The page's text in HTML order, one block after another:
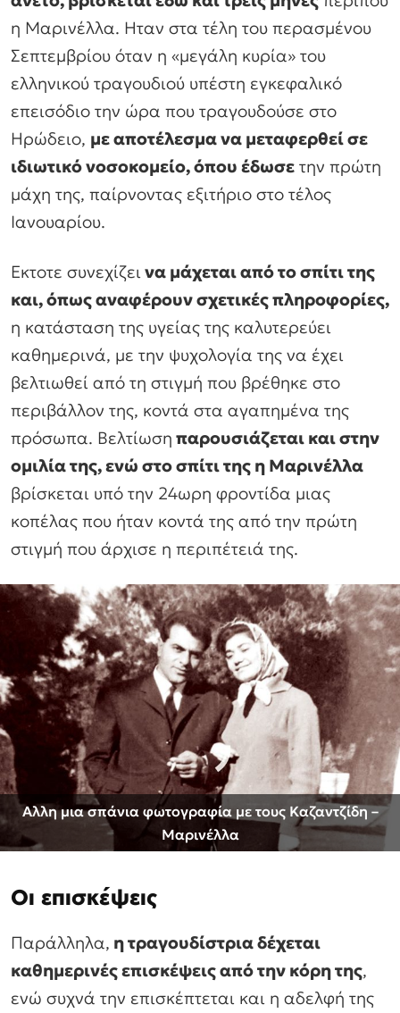
η Μαρινέλλα. Ηταν στα τέλη του περασμένου
Σεπτεμβρίου όταν η «μεγάλη κυρία» του
ελληνικού τραγουδιού υπέστη εγκεφαλικό
επεισόδιο την ώρα που τραγουδούσε στο
Ηρώδειο, με αποτέλεσμα να μεταφερθεί σε
ιδιωτικό νοσοκομείο, όπου έδωσε την πρώτη
μάχη της, παίρνοντας εξιτήριο στο τέλος
Ιανουαρίου.
Εκτοτε συνεχίζει να μάχεται από το σπίτι της
και, όπως αναφέρουν σχετικές πληροφορίες,
η κατάσταση της υγείας της καλυτερεύει
καθημερινά, με την ψυχολογία της να έχει
βελτιωθεί από τη στιγμή που βρέθηκε στο
περιβάλλον της, κοντά στα αγαπημένα της
πρόσωπα. Βελτίωση παρουσιάζεται και στην
ομιλία της, ενώ στο σπίτι της η Μαρινέλλα
βρίσκεται υπό την 24ωρη φροντίδα μιας
κοπέλας που ήταν κοντά της από την πρώτη
στιγμή που άρχισε η περιπέτειά της.
Αλλη μια σπάνια φωτογραφία με τους Καζαντζίδη –
Μαρινέλλα
Οι επισκέψεις
Παράλληλα, η τραγουδίστρια δέχεται
καθημερινές επισκέψεις από την κόρη της,
ενώ συχνά την επισκέπτεται και η αδελφή της